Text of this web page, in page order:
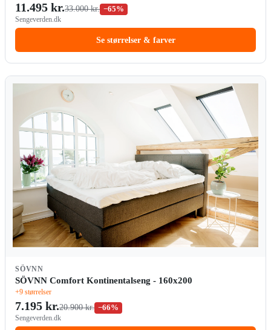
11.495 kr.33.000 kr. −65%
Sengeverden.dk
Se størrelser & farver
SÖVNN
SÖVNN Comfort Kontinentalseng - 160x200
+9 størrelser
7.195 kr.20.900 kr. −66%
Sengeverden.dk